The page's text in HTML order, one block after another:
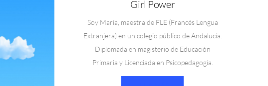
Girl Power
Soy María, maestra de FLE (Francés Lengua
Extranjera) en un colegio público de Andalucía.
Diplomada en magisterio de Educación
Primaria y Licenciada en Psicopedagogía.